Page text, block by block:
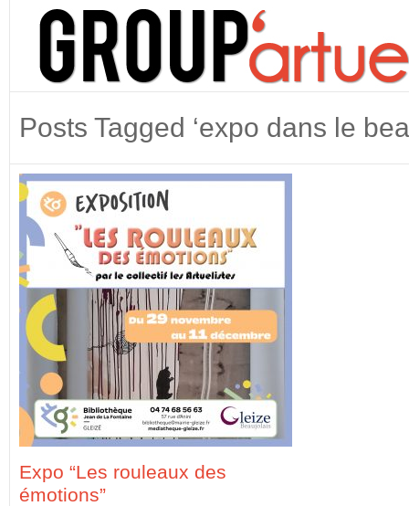
Posts Tagged ‘expo dans le
Expo “Les rouleaux des
émotions”